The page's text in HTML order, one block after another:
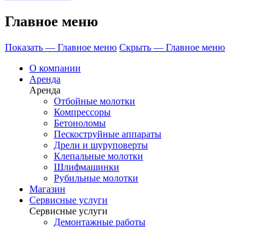
Главное меню
Показать — Главное меню Скрыть — Главное меню
О компании
Аренда
Аренда
Отбойные молотки
Компрессоры
Бетоноломы
Пескоструйные аппараты
Дрели и шуруповерты
Клепальные молотки
Шлифмашинки
Рубильные молотки
Магазин
Сервисные услуги
Сервисные услуги
Демонтажные работы